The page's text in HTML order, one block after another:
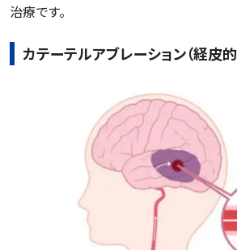
治療です。
カテーテルアブレーション（経皮